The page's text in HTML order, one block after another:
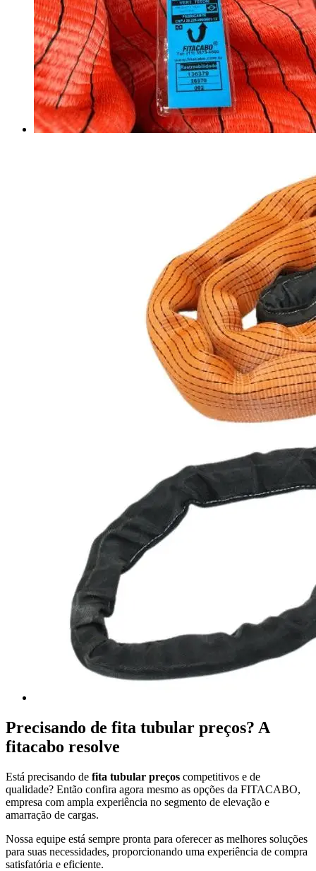
Precisando de fita tubular preços? A
fitacabo resolve
Está precisando de fita tubular preços competitivos e de
qualidade? Então confira agora mesmo as opções da FITACABO,
empresa com ampla experiência no segmento de elevação e
amarração de cargas.
Nossa equipe está sempre pronta para oferecer as melhores soluções
para suas necessidades, proporcionando uma experiência de compra
satisfatória e eficiente.